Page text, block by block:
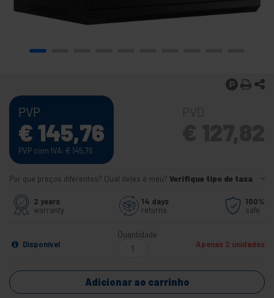
PVP
€145,76
PVP com IVA: € 145,76
Por que preços diferentes? Qual deles é meu? Verifique tipo de taxa
2 years
warranty
14 days
returns
100%
safe
Disponível
Quantidade
Apenas 2 unidades
Adicionar ao carrinho